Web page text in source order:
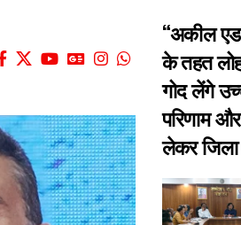
“अकील
के तहत
गोद लेंगे
परिणाम
लेकर